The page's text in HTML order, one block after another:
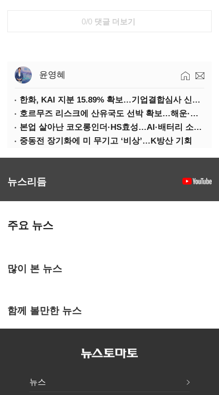
0/0 댓글 더보기
윤영혜
한화, KAI 지분 15.89% 확보…기업결합심사 신청 예정
호르무즈 리스크에 산유국도 선박 확보…해운·조선 ‘기회’
본업 살아난 코오롱인더·HS효성…AI·배터리 소재로 보폭 확대
중동전 장기화에 미 무기고 ‘비상’…K방산 기회
뉴스리듬
주요 뉴스
많이 본 뉴스
함께 볼만한 뉴스
뉴스